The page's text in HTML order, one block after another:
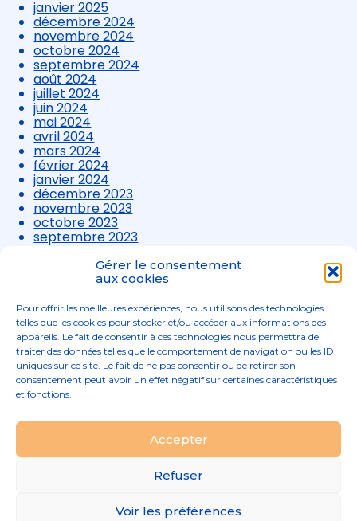
Gérer le consentement
aux cookies
Pour offrir les meilleures expériences, nous utilisons des technologies
telles que les cookies pour stocker et/ou accéder aux informations des
appareils. Le fait de consentir à ces technologies nous permettra de
traiter des données telles que le comportement de navigation ou les ID
uniques sur ce site. Le fait de ne pas consentir ou de retirer son
consentement peut avoir un effet négatif sur certaines caractéristiques
et fonctions.
Accepter
Refuser
Voir les préférences
janvier 2025
décembre 2024
novembre 2024
octobre 2024
septembre 2024
août 2024
juillet 2024
juin 2024
mai 2024
avril 2024
mars 2024
février 2024
janvier 2024
décembre 2023
novembre 2023
octobre 2023
septembre 2023
août 2023
juillet 2023
avril 2023
mars 2023
Principale
02 96 52 68 68
MENTIONS LÉGALES